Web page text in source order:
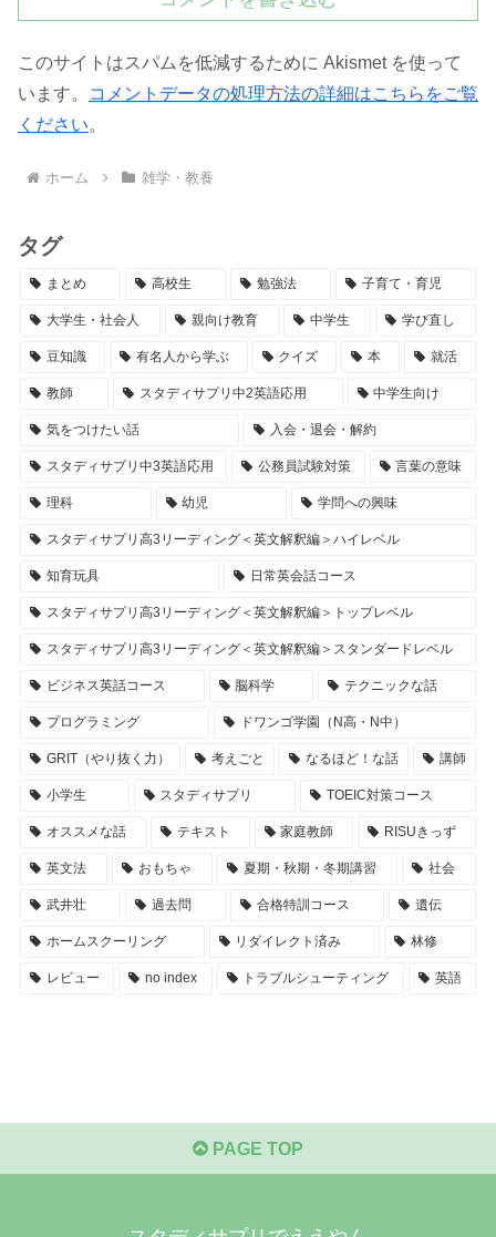
このサイトはスパムを低減するために Akismet を使って
います。
コメントデータの処理方法の詳細はこちらをご覧
ください。
ホーム 雑学・教養
タグ
まとめ 高校生 勉強法 子育て・育児
大学生・社会人 親向け教育 中学生 学び直し
豆知識 有名人から学ぶ クイズ 本 就活
教師 スタディサプリ中2英語応用 中学生向け
気をつけたい話 入会・退会・解約
スタディサプリ中3英語応用 公務員試験対策 言葉の意味
理科 幼児 学問への興味
スタディサプリ高3リーディング＜英文解釈編＞ハイレベル
知育玩具 日常英会話コース
スタディサプリ高3リーディング＜英文解釈編＞トップレベル
スタディサプリ高3リーディング＜英文解釈編＞スタンダードレベル
ビジネス英話コース 脳科学 テクニックな話
プログラミング ドワンゴ学園（N高・N中）
GRIT（やり抜く力） 考えごと なるほど！な話 講師
小学生 スタディサプリ TOEIC対策コース
オススメな話 テキスト 家庭教師 RISUきっず
英文法 おもちゃ 夏期・秋期・冬期講習 社会
武井壮 過去問 合格特訓コース 遺伝
ホームスクーリング リダイレクト済み 林修
レビュー no index トラブルシューティング 英語
PAGE TOP